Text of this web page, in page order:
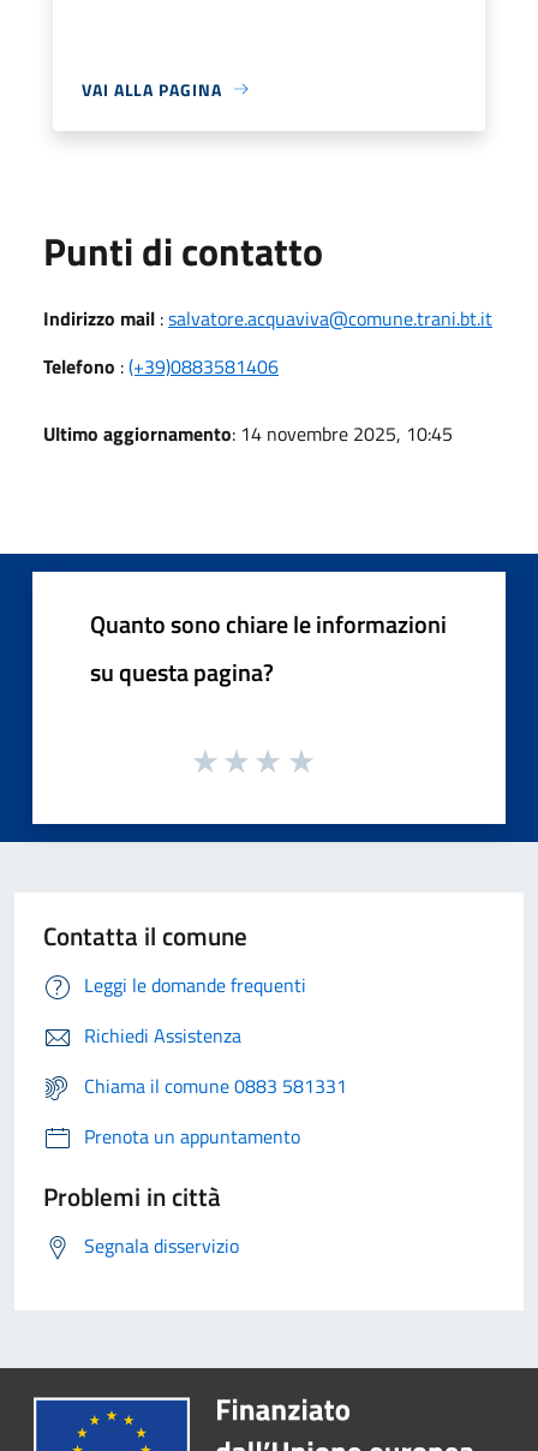
VAI ALLA PAGINA
Punti di contatto
Indirizzo mail :salvatore.acquaviva@comune.trani.bt.it
Telefono :(+39)0883581406
Ultimo aggiornamento: 14 novembre 2025, 10:45
Quanto sono chiare le informazioni
su questa pagina?
Contatta il comune
Leggi le domande frequenti
Richiedi Assistenza
Chiama il comune 0883 581331
Prenota un appuntamento
Problemi in città
Segnala disservizio